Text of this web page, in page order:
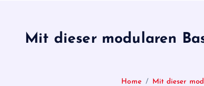
Mit dieser modularen
Home Mit dieser